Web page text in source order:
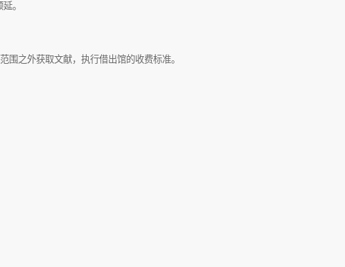
。
围之外获取文献，执行借出馆的收费标准。